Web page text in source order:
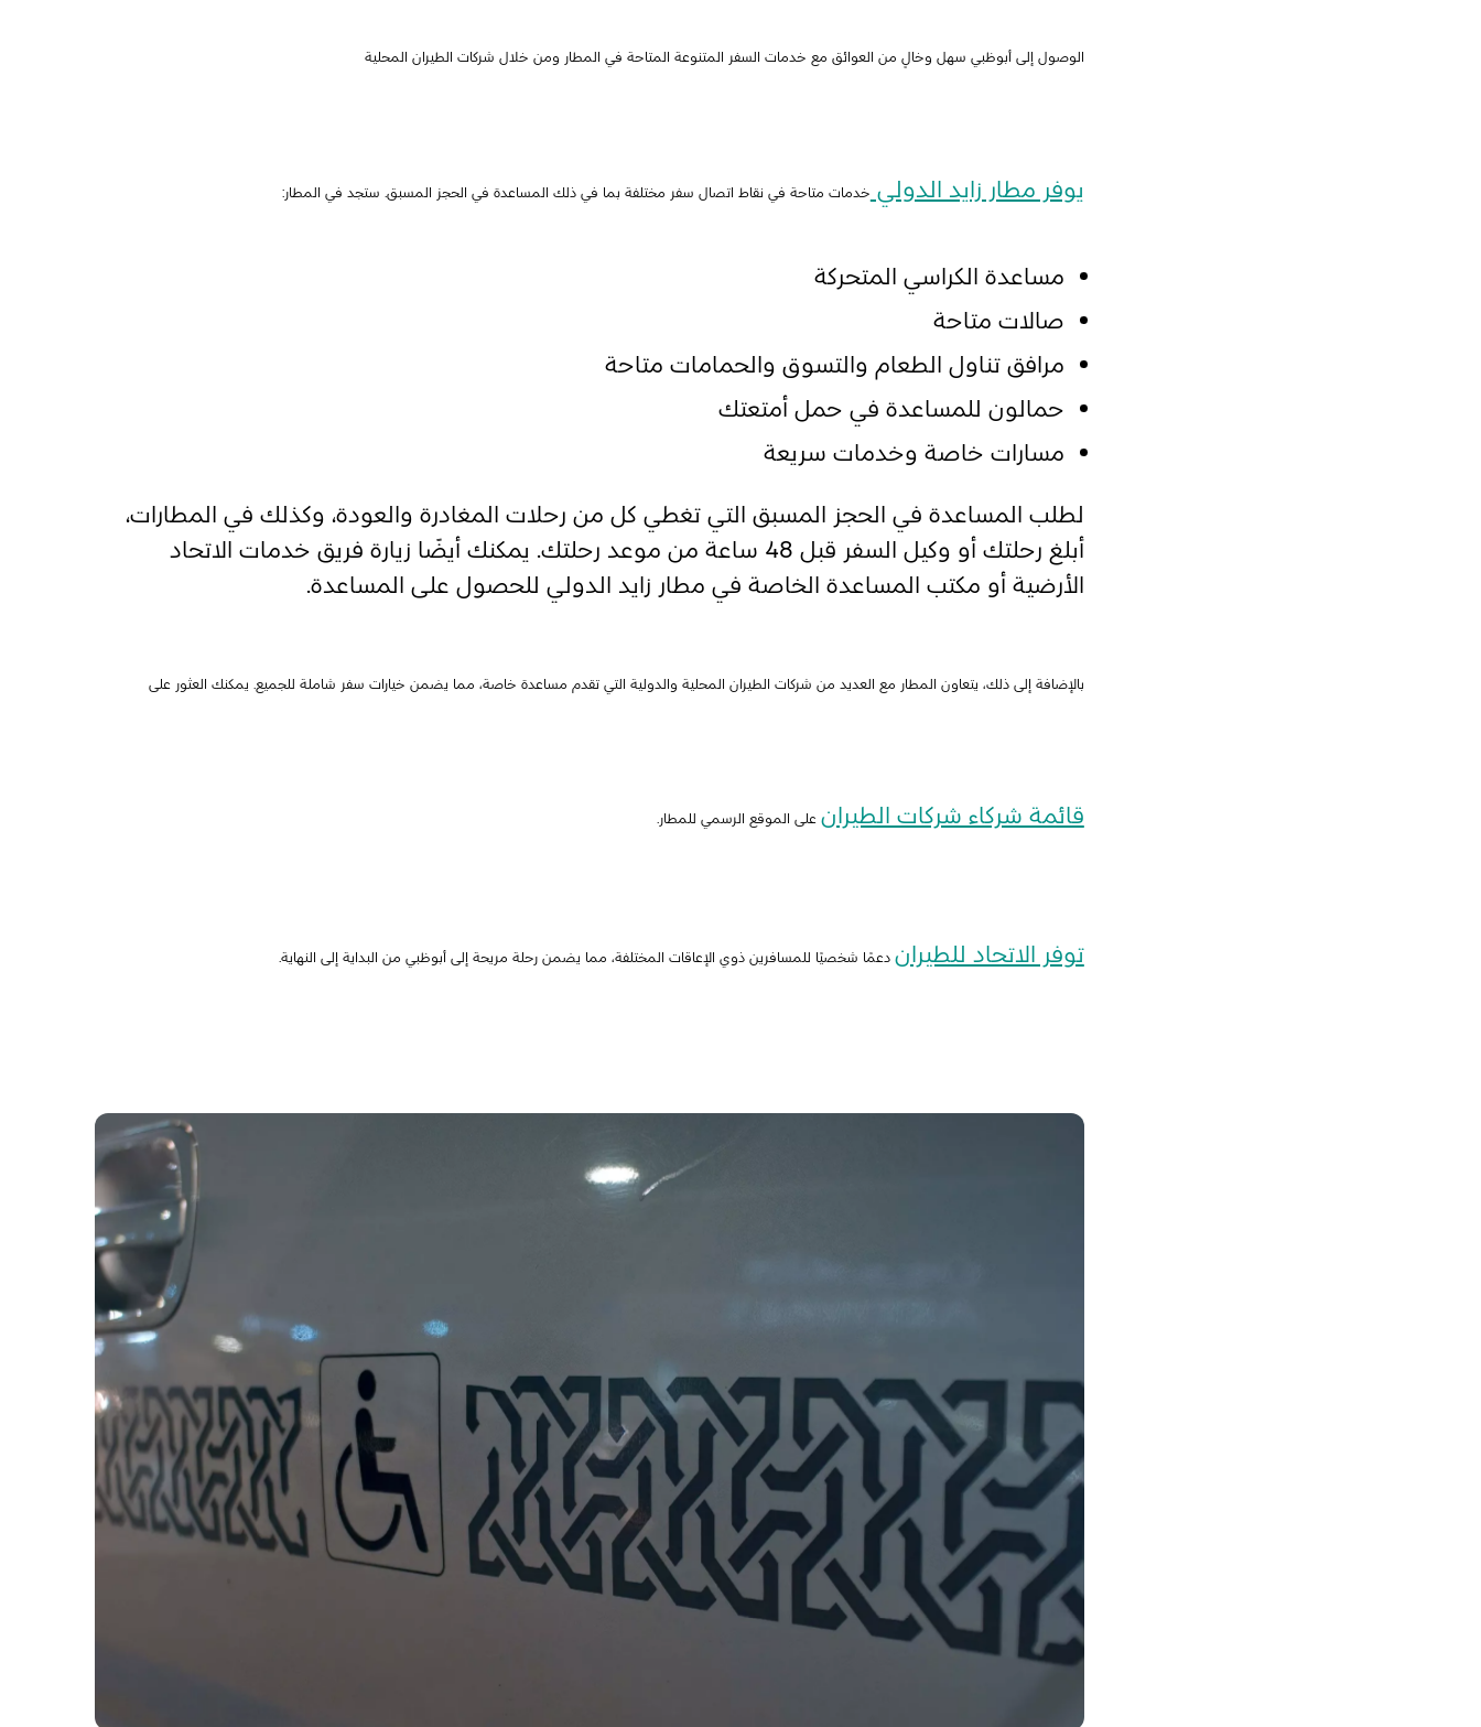
الوصول إلى أبوظبي سهل وخالٍ من العوائق مع خدمات السفر المتنوعة المتاحة في المطار ومن خلال شركات الطيران المحلية
يوفر مطار زايد الدولي خدمات متاحة في نقاط اتصال سفر مختلفة بما في ذلك المساعدة في الحجز المسبق. ستجد في المطار:
مساعدة الكراسي المتحركة
صالات متاحة
مرافق تناول الطعام والتسوق والحمامات متاحة
حمالون للمساعدة في حمل أمتعتك
مسارات خاصة وخدمات سريعة
لطلب المساعدة في الحجز المسبق التي تغطي كل من رحلات المغادرة والعودة، وكذلك في المطارات،
أبلغ رحلتك أو وكيل السفر قبل 48 ساعة من موعد رحلتك. يمكنك أيضًا زيارة فريق خدمات الاتحاد
الأرضية أو مكتب المساعدة الخاصة في مطار زايد الدولي للحصول على المساعدة.
بالإضافة إلى ذلك، يتعاون المطار مع العديد من شركات الطيران المحلية والدولية التي تقدم مساعدة خاصة، مما يضمن خيارات سفر شاملة للجميع. يمكنك العثور على
قائمة شركاء شركات الطيران على الموقع الرسمي للمطار.
توفر الاتحاد للطيران دعمًا شخصيًا للمسافرين ذوي الإعاقات المختلفة، مما يضمن رحلة مريحة إلى أبوظبي من البداية إلى النهاية.